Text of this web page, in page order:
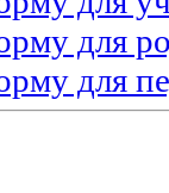
для
для